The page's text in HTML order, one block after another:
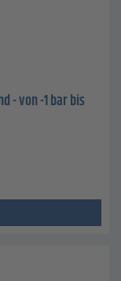
- von -1 bar bis